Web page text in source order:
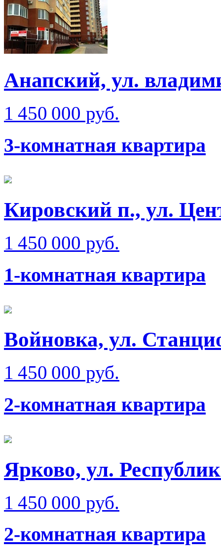
Анапский, ул.
1 450 000 руб.
3-комнатная квартира
Кировский п., ул.
1 450 000 руб.
1-комнатная квартира
Войновка, ул.
1 450 000 руб.
2-комнатная квартира
Ярково, ул.
1 450 000 руб.
2-комнатная квартира